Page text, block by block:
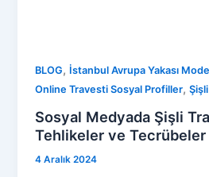
BLOG, İstanbul Avrupa Yakası
Online Travesti Sosyal Profiller,
Sosyal Medyada Şişli
Tehlikeler ve Tecrübeler
4 Aralık 2024